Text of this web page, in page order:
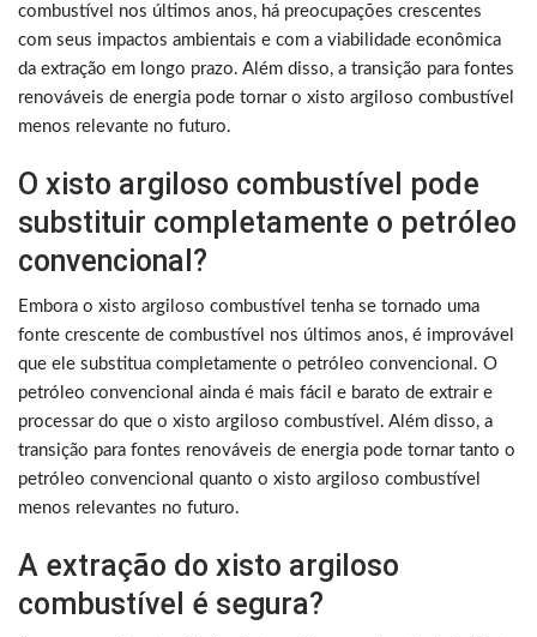
combustível nos últimos anos, há preocupações crescentes
com seus impactos ambientais e com a viabilidade econômica
da extração em longo prazo. Além disso, a transição para fontes
renováveis ​​de energia pode tornar o xisto argiloso combustível
menos relevante no futuro.
O xisto argiloso combustível pode
substituir completamente o petróleo
convencional?
Embora o xisto argiloso combustível tenha se tornado uma
fonte crescente de combustível nos últimos anos, é improvável
que ele substitua completamente o petróleo convencional. O
petróleo convencional ainda é mais fácil e barato de extrair e
processar do que o xisto argiloso combustível. Além disso, a
transição para fontes renováveis ​​de energia pode tornar tanto o
petróleo convencional quanto o xisto argiloso combustível
menos relevantes no futuro.
A extração do xisto argiloso
combustível é segura?